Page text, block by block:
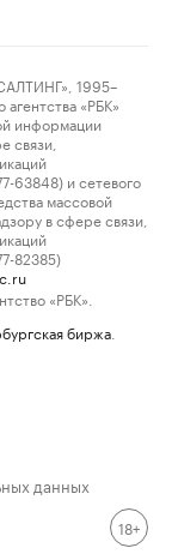
1995–
«РБК»
информации
связи,
63848) и сетевого
массовой
в сфере связи,
82385)
«РБК».
биржа
данных
18+